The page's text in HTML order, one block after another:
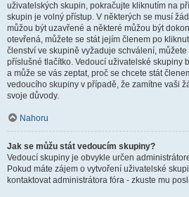
uživatelských skupin, pokračujte kliknutím na
skupin je volný přístup. V některých se musí
můžou být uzavřené a některé můžou být
otevřená, můžete se stát jejím členem po
členství ve skupině vyžaduje schválení,
příslušné tlačítko. Vedoucí uživatelské skupiny
a může se vás zeptat, proč se chcete stát
vedoucího skupiny v případě, že zamítne vaši
svoje důvody.
Nahoru
Jak se můžu stát vedoucím skupiny?
Vedoucí skupiny je obvykle určen
Pokud máte zájem o vytvoření uživatelské
kontaktovat administrátora fóra - zkuste mu